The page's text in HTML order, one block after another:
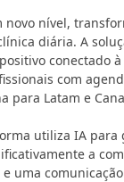
nível,
diária. A
conectado
com
para Latam e
utiliza IA
a
uma